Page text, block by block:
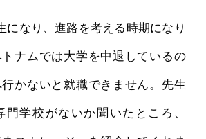
になり、進路を考える時期になり
ナムでは大学を中退しているの
かないと就職できません。先生
学校がないか聞いたところ、